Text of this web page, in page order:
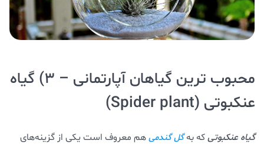
محبوب ترین گیاهان آپارتمانی – ۳) گیاه
عنکبوتی (Spider plant)
گیاه عنکبوتیکه بهگل گندمیهم معروف است یکی از گزینه‌های